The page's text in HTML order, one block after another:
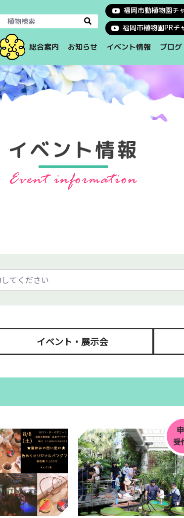
福岡市動植物園チ
福岡市植物園PRチ
総合案内 お知らせ イベント情報 ブログ
イベント情報
イベント・展示会
受